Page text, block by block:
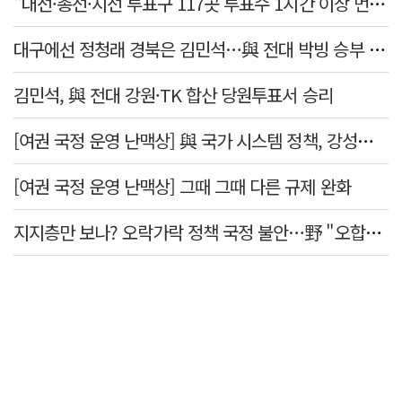
대구에선 정청래 경북은 김민석…與 전대 박빙 승부 이어간다
김민석, 與 전대 강원·TK 합산 당원투표서 승리
[여권 국정 운영 난맥상] 與 국가 시스템 정책, 강성층 결집에 의존
[여권 국정 운영 난맥상] 그때 그때 다른 규제 완화
지지층만 보나? 오락가락 정책 국정 불안…野 "오합지졸"